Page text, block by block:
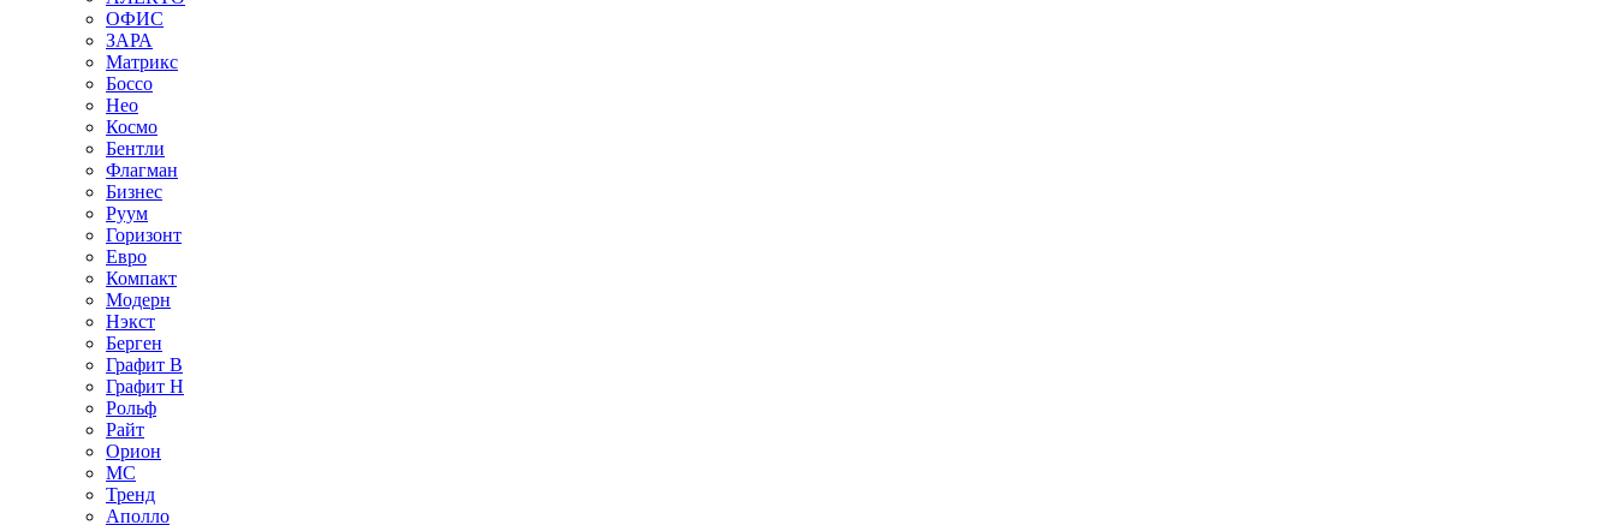
ОФИС
ЗАРА
Матрикс
Боссо
Нео
Космо
Бентли
Флагман
Бизнес
Руум
Горизонт
Евро
Компакт
Модерн
Нэкст
Берген
Графит В
Графит Н
Рольф
Райт
Орион
МС
Тренд
Аполло